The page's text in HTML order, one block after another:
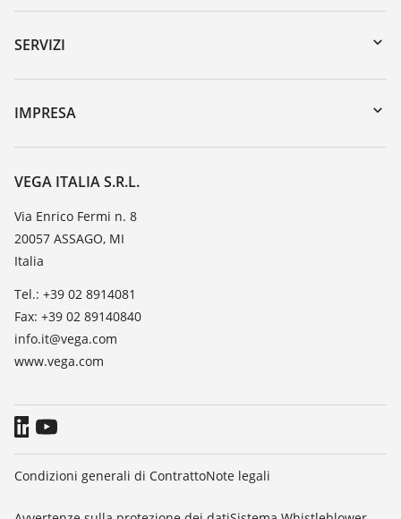
Downloads
Ricerca numero di serie
DTM Collection/PACTware
SERVIZI
Reso apparecchio
Seminari
TeamViewer
IMPRESA
VEGA, l'azienda
Contatto
Novità
Stampa
Blog
VEGA ITALIA S.R.L.
Via Enrico Fermi n. 8
20057 ASSAGO, MI
Italia
Tel.: +39 02 8914081
Fax: +39 02 89140840
info.it@vega.com
www.vega.com
Condizioni generali di ContrattoNote legali